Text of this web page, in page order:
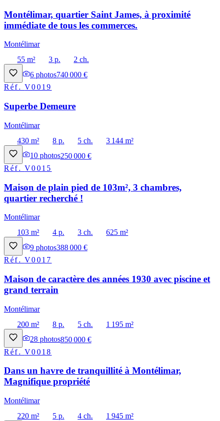
Montélimar, quartier Saint James, à proximité
immédiate de tous les commerces.
Montélimar
55 m²
3 p.
2 ch.
6 photos740 000 €
Réf.V0019
Superbe Demeure
Montélimar
430 m²
8 p. 5 ch.
3 144 m²
10 photos250 000 €
Réf.V0015
Maison de plain pied de 103m², 3 chambres,
quartier recherché !
Montélimar
103 m²
4 p. 3 ch.
625 m²
9 photos388 000 €
Réf.V0017
Maison de caractère des années 1930 avec piscine et
grand terrain
Montélimar
200 m²
8 p. 5 ch.
1 195 m²
28 photos850 000 €
Réf.V0018
Dans un havre de tranquillité à Montélimar,
Magnifique propriété
Montélimar
220 m²
5 p. 4 ch.
1 945 m²